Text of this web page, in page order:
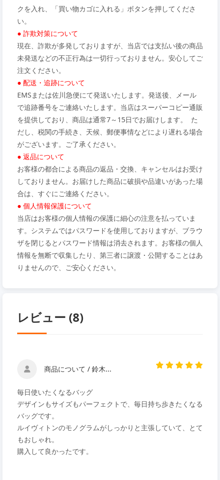
クを入れ、「買い物カゴに入れる」ボタンを押してくださ
い。
● 詐欺対策について
現在、詐欺が多発しておりますが、当店では支払い後の商品
未発送などの不正行為は一切行っておりません。安心してご
注文ください。
● 配送・追跡について
EMSまたは佐川急便にて発送いたします。発送後、メール
で追跡番号をご連絡いたします。当店はスーパーコピー通販
を提供しており、商品は通常7～15日でお届けします。 た
だし、税関の手続き、天候、郵便事情などにより遅れる場合
がございます。ご了承ください。
● 返品について
お客様の都合による商品の返品・交換、キャンセルはお受け
しておりません。お届けした商品に破損や品違いがあった場
合は、すぐにご連絡ください。
● 個人情報保護について
当店はお客様の個人情報の保護に細心の注意を払っていま
す。システムではパスワードを使用しておりますが、ブラウ
ザを閉じるとパスワード情報は消去されます。お客様の個人
情報を無断で収集したり、第三者に譲渡・公開することはあ
りませんので、ご安心ください。
レビュー (8)
商品について / 鈴木...
毎日使いたくなるバッグ
デザインもサイズもパーフェクトで、毎日持ち歩きたくなる
バッグです。
ルイヴィトンのモノグラムがしっかりと主張していて、とて
もおしゃれ。
購入して良かったです。